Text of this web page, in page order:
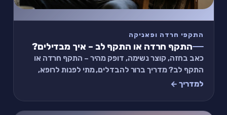
התקפי חרדה ופאניקה
התקף חרדה או התקף לב – איך מבדילים?
כאב בחזה, קוצר נשימה, דופק מהיר – התקף חרדה או
התקף לב? מדריך ברור להבדלים, מתי לפנות לרופא,
ותרגיל מהיר של 2 דקות להרגעה.
למדריך ←